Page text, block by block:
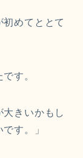
めてととて
す。
大きいかもし
す。」